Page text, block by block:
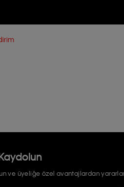
ve üyeliğe özel avantajlardan